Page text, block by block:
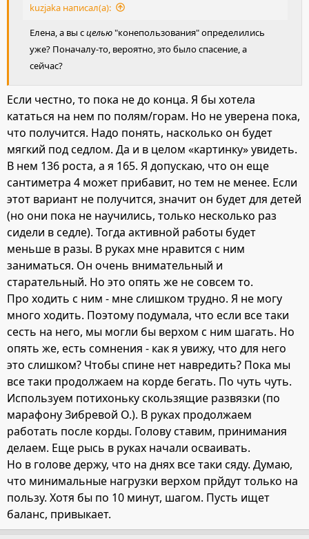
kuzjaka написал(а):
Елена, а вы сцелью"конепользования" определились
уже? Поначалу-то, вероятно, это было спасение, а
сейчас?
Если честно, то пока не до конца. Я бы хотела
кататься на нем по полям/горам. Но не уверена пока,
что получится. Надо понять, насколько он будет
мягкий под седлом. Да и в целом «картинку» увидеть.
В нем 136 роста, а я 165. Я допускаю, что он еще
сантиметра 4 может прибавит, но тем не менее. Если
этот вариант не получится, значит он будет для детей
(но они пока не научились, только несколько раз
сидели в седле). Тогда активной работы будет
меньше в разы. В руках мне нравится с ним
заниматься. Он очень внимательный и
старательный. Но это опять же не совсем то.
Про ходить с ним - мне слишком трудно. Я не могу
много ходить. Поэтому подумала, что если все таки
сесть на него, мы могли бы верхом с ним шагать. Но
опять же, есть сомнения - как я увижу, что для него
это слишком? Чтобы спине нет навредить? Пока мы
все таки продолжаем на корде бегать. По чуть чуть.
Используем потихоньку скользящие развязки (по
марафону Зибревой О.). В руках продолжаем
работать после корды. Голову ставим, принимания
делаем. Еще рысь в руках начали осваивать.
Но в голове держу, что на днях все таки сяду. Думаю,
что минимальные нагрузки верхом прйдут только на
пользу. Хотя бы по 10 минут, шагом. Пусть ищет
баланс, привыкает.